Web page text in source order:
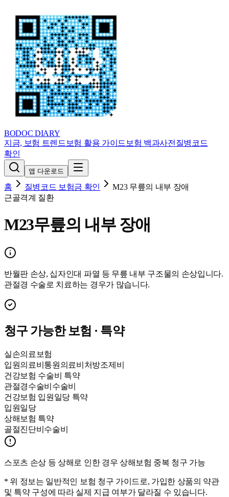
BODOCDIARY
지금, 보험 트렌드 보험 활용 가이드 보험 백과사전 질병코드
확인
앱 다운로드
홈 질병코드 보험금 확인 M23 무릎의 내부 장애
근골격계 질환
M23무릎의 내부 장애
반월판 손상, 십자인대 파열 등 무릎 내부 구조물의 손상입니다.
관절경 수술로 치료하는 경우가 많습니다.
청구 가능한 보험 · 특약
실손의료보험
입원의료비 통원의료비 처방조제비
건강보험 수술비 특약
관절경수술비 수술비
건강보험 입원일당 특약
입원일당
상해보험 특약
골절진단비 수술비
스포츠 손상 등 상해로 인한 경우 상해보험 중복 청구 가능
* 위 정보는 일반적인 보험 청구 가이드로, 가입한 상품의 약관
및 특약 구성에 따라 실제 지급 여부가 달라질 수 있습니다.